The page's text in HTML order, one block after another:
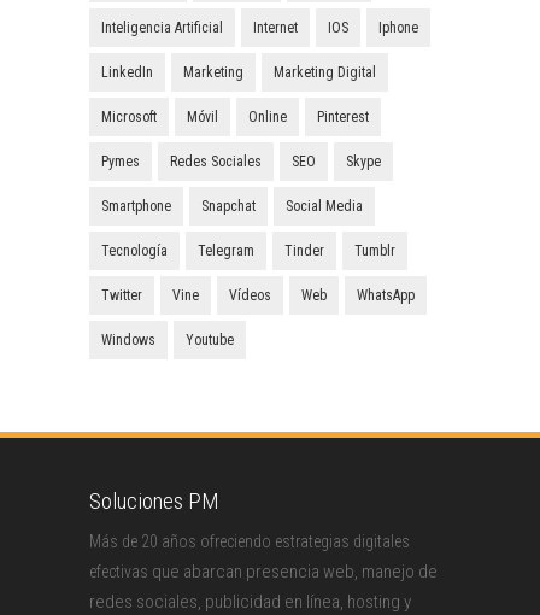
Inteligencia Artificial Internet IOS Iphone
LinkedIn Marketing Marketing Digital
Microsoft Móvil Online Pinterest
Pymes Redes Sociales SEO Skype
Smartphone Snapchat Social Media
Tecnología Telegram Tinder Tumblr
Twitter Vine Vídeos Web WhatsApp
Windows Youtube
Soluciones PM
Más de 20 años ofreciendo estrategias digitales
efectivas que abarcan presencia web, manejo de
redes sociales, publicidad en línea, hosting y